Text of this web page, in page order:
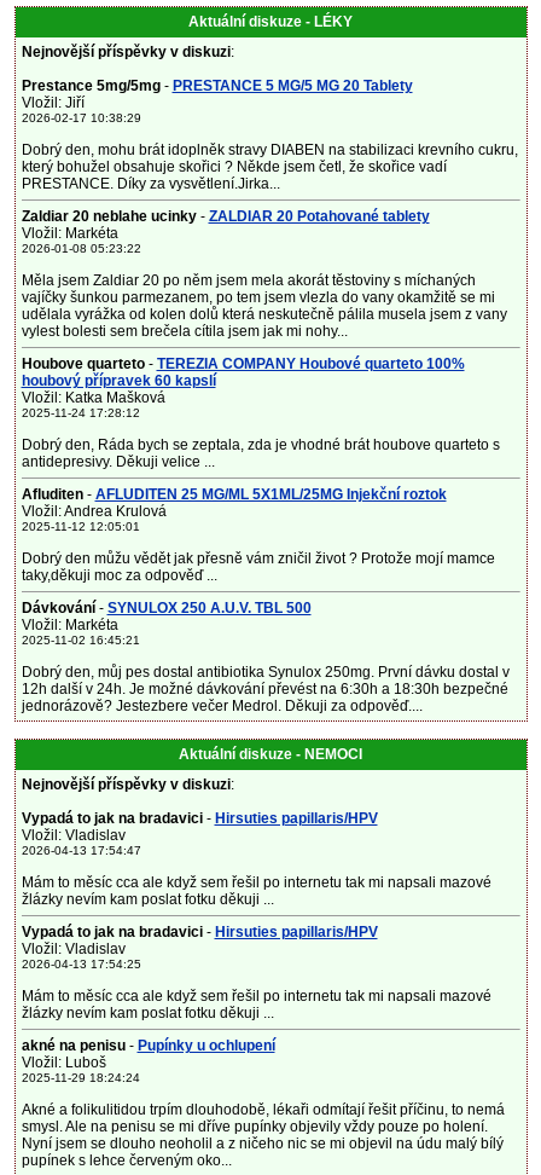
Aktuální diskuze - LÉKY
Nejnovější příspěvky v diskuzi:
Prestance 5mg/5mg- PRESTANCE 5 MG/5 MG 20 Tablety
Vložil: Jiří
2026-02-17 10:38:29
Dobrý den, mohu brát idoplněk stravy DIABEN na stabilizaci krevního cukru,
který bohužel obsahuje skořici ? Někde jsem četl, že skořice vadí
PRESTANCE. Díky za vysvětlení.Jirka...
Zaldiar 20 neblahe ucinky- ZALDIAR 20 Potahované tablety
Vložil: Markéta
2026-01-08 05:23:22
Měla jsem Zaldiar 20 po něm jsem mela akorát těstoviny s míchaných
vajíčky šunkou parmezanem, po tem jsem vlezla do vany okamžitě se mi
udělala vyrážka od kolen dolů která neskutečně pálila musela jsem z vany
vylest bolesti sem brečela cítila jsem jak mi nohy...
Houbove quarteto- TEREZIA COMPANY Houbové quarteto 100%
houbový přípravek 60 kapslí
Vložil: Katka Mašková
2025-11-24 17:28:12
Dobrý den, Ráda bych se zeptala, zda je vhodné brát houbove quarteto s
antidepresivy. Děkuji velice ...
Afluditen- AFLUDITEN 25 MG/ML 5X1ML/25MG Injekční roztok
Vložil: Andrea Krulová
2025-11-12 12:05:01
Dobrý den můžu vědět jak přesně vám zničil život ? Protože mojí mamce
taky,děkuji moc za odpověď ...
Dávkování - SYNULOX 250 A.U.V. TBL 500
Vložil: Markéta
2025-11-02 16:45:21
Dobrý den, můj pes dostal antibiotika Synulox 250mg. První dávku dostal v
12h další v 24h. Je možné dávkování převést na 6:30h a 18:30h bezpečné
jednorázově? Jestezbere večer Medrol. Děkuji za odpověď....
Aktuální diskuze - NEMOCI
Nejnovější příspěvky v diskuzi:
Vypadá to jak na bradavici - Hirsuties papillaris/HPV
Vložil: Vladislav
2026-04-13 17:54:47
Mám to měsíc cca ale když sem řešil po internetu tak mi napsali mazové
žlázky nevím kam poslat fotku děkuji ...
Vypadá to jak na bradavici - Hirsuties papillaris/HPV
Vložil: Vladislav
2026-04-13 17:54:25
Mám to měsíc cca ale když sem řešil po internetu tak mi napsali mazové
žlázky nevím kam poslat fotku děkuji ...
akné na penisu- Pupínky u ochlupení
Vložil: Luboš
2025-11-29 18:24:24
Akné a folikulitidou trpím dlouhodobě, lékaři odmítají řešit příčinu, to nemá
smysl. Ale na penisu se mi dříve pupínky objevily vždy pouze po holení.
Nyní jsem se dlouho neoholil a z ničeho nic se mi objevil na údu malý bílý
pupínek s lehce červeným oko...